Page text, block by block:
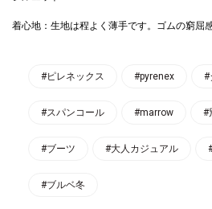
着心地：生地は程よく薄手です。ゴムの窮屈
#ピレネックス #pyrenex #
#スパンコール #marrow #
#ブーツ #大人カジュアル
#ブルベ冬